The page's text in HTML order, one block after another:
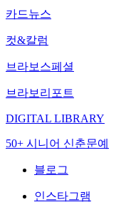
카드뉴스
컷&칼럼
브라보스페셜
브라보리포트
DIGITAL LIBRARY
50+ 시니어 신춘문예
블로그
인스타그램